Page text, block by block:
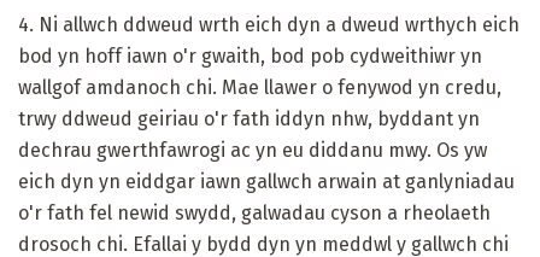
4. Ni allwch ddweud wrth eich dyn a dweud wrthych eich
bod yn hoff iawn o'r gwaith, bod pob cydweithiwr yn
wallgof amdanoch chi. Mae llawer o fenywod yn credu,
trwy ddweud geiriau o'r fath iddyn nhw, byddant yn
dechrau gwerthfawrogi ac yn eu diddanu mwy. Os yw
eich dyn yn eiddgar iawn gallwch arwain at ganlyniadau
o'r fath fel newid swydd, galwadau cyson a rheolaeth
drosoch chi. Efallai y bydd dyn yn meddwl y gallwch chi